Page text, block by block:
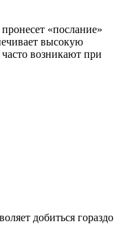
«послание»
высокую
возникают при
добиться гораздо